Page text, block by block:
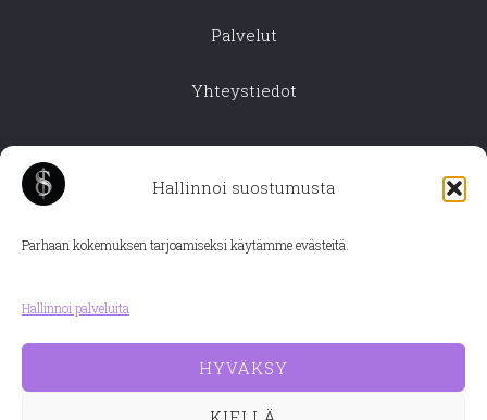
Hallinnoi suostumusta
Parhaan kokemuksen tarjoamiseksi käytämme evästeitä.
Hallinnoi palveluita
HYVÄKSY
Palvelut
Yhteystiedot